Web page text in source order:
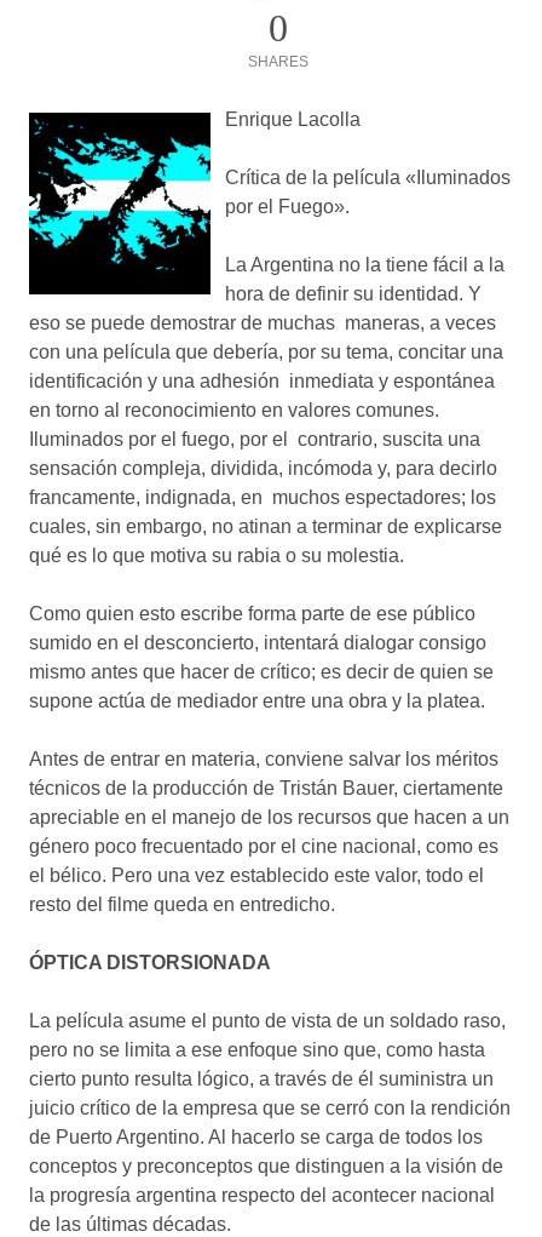
0
SHARES
Enrique Lacolla
Crítica de la película «Iluminados
por el Fuego».
La Argentina no la tiene fácil a la
hora de definir su identidad. Y
eso se puede demostrar de muchas maneras, a veces
con una película que debería, por su tema, concitar una
identificación y una adhesión inmediata y espontánea
en torno al reconocimiento en valores comunes.
Iluminados por el fuego, por el contrario, suscita una
sensación compleja, dividida, incómoda y, para decirlo
francamente, indignada, en muchos espectadores; los
cuales, sin embargo, no atinan a terminar de explicarse
qué es lo que motiva su rabia o su molestia.
Como quien esto escribe forma parte de ese público
sumido en el desconcierto, intentará dialogar consigo
mismo antes que hacer de crítico; es decir de quien se
supone actúa de mediador entre una obra y la platea.
Antes de entrar en materia, conviene salvar los méritos
técnicos de la producción de Tristán Bauer, ciertamente
apreciable en el manejo de los recursos que hacen a un
género poco frecuentado por el cine nacional, como es
el bélico. Pero una vez establecido este valor, todo el
resto del filme queda en entredicho.
ÓPTICA DISTORSIONADA
La película asume el punto de vista de un soldado raso,
pero no se limita a ese enfoque sino que, como hasta
cierto punto resulta lógico, a través de él suministra un
juicio crítico de la empresa que se cerró con la rendición
de Puerto Argentino. Al hacerlo se carga de todos los
conceptos y preconceptos que distinguen a la visión de
la progresía argentina respecto del acontecer nacional
de las últimas décadas.